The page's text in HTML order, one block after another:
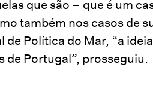
que são – que é um
também nos casos de
de Política do Mar, “a
de Portugal”, prosseguiu.